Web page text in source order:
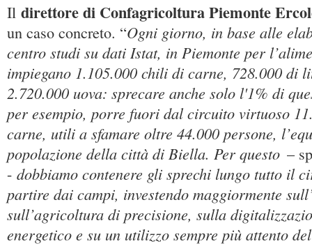
Il direttore di Confagricoltura Piemonte
un caso concreto. “Ogni giorno, in base alle
centro studi su dati Istat, in Piemonte per
impiegano 1.105.000 chili di carne, 728.000 di
2.720.000 uova: sprecare anche solo l'1% di
per esempio, porre fuori dal circuito virtuoso
carne, utili a sfamare oltre 44.000 persone,
popolazione della città di Biella. Per questo –
- dobbiamo contenere gli sprechi lungo tutto il
partire dai campi, investendo maggiormente
sull’agricoltura di precisione, sulla
energetico e su un utilizzo sempre più attento